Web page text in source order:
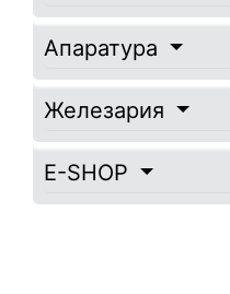
Апаратура
Железария
E-SHOP